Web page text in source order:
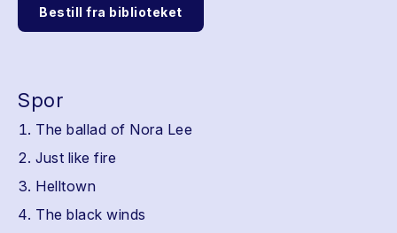
Bestill fra biblioteket
Spor
The ballad of Nora Lee
Just like fire
Helltown
The black winds